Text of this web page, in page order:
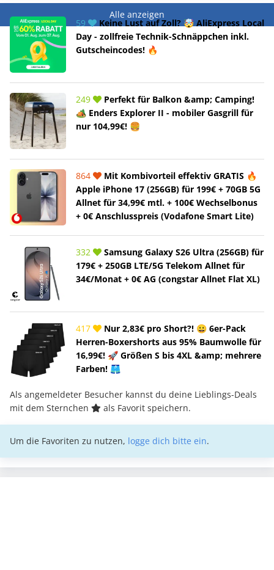
Alle anzeigen
59
Keine Lust auf Zoll? 🤯 AliExpress Local
Day - zollfreie Technik-Schnäppchen inkl.
Gutscheincodes! 🔥
249
Perfekt für Balkon &amp; Camping!
🏕️ Enders Explorer II - mobiler Gasgrill für
nur 104,99€! 🍔
864
Mit Kombivorteil effektiv GRATIS 🔥
Apple iPhone 17 (256GB) für 199€ + 70GB 5G
Allnet für 34,99€ mtl. + 100€ Wechselbonus
+ 0€ Anschlusspreis (Vodafone Smart Lite)
332
Samsung Galaxy S26 Ultra (256GB) für
179€ + 250GB LTE/5G Telekom Allnet für
34€/Monat + 0€ AG (congstar Allnet Flat XL)
417
Nur 2,83€ pro Short?! 😀 6er-Pack
Herren-Boxershorts aus 95% Baumwolle für
16,99€! 🚀 Größen S bis 4XL &amp; mehrere
Farben! 🩳
Als angemeldeter Besucher kannst du deine Lieblings-Deals
mit dem Sternchen
als Favorit speichern.
Um die Favoriten zu nutzen, logge dich bitte ein.